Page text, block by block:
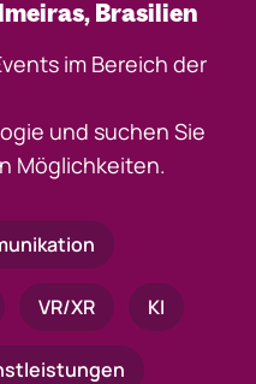
Brasilien
im Bereich der
und suchen Sie
Möglichkeiten.
VR/XR KI